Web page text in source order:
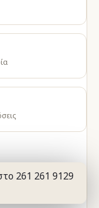
261 261 9129